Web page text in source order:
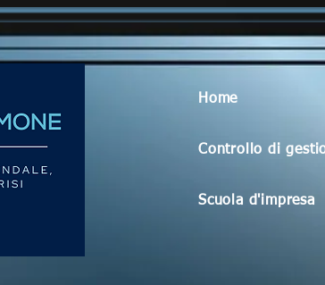
Home
Controllo di
Scuola d'impresa